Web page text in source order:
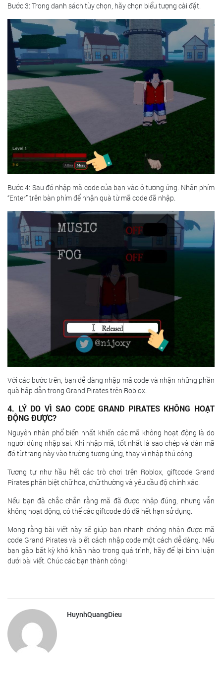
Bước 3: Trong danh sách tùy chọn, hãy chọn biểu tượng cài đặt.
Bước 4: Sau đó nhập mã code của bạn vào ô tương ứng. Nhấn phím
“Enter” trên bàn phím để nhận quà từ mã code đã nhập.
Với các bước trên, bạn dễ dàng nhập mã code và nhận những phần
quà hấp dẫn trong Grand Pirates trên Roblox.
4. LÝ DO VÌ SAO CODE GRAND PIRATES KHÔNG HOẠT
ĐỘNG ĐƯỢC?
Nguyên nhân phổ biến nhất khiến các mã không hoạt động là do
người dùng nhập sai. Khi nhập mã, tốt nhất là sao chép và dán mã
đó từ trang này vào trường tương ứng, thay vì nhập thủ công.
Tương tự như hầu hết các trò chơi trên Roblox, giftcode Grand
Pirates phân biệt chữ hoa, chữ thường và yêu cầu độ chính xác.
Nếu bạn đã chắc chắn rằng mã đã được nhập đúng, nhưng vẫn
không hoạt động, có thể các giftcode đó đã hết hạn sử dụng.
Mong rằng bài viết này sẽ giúp bạn nhanh chóng nhận được mã
code Grand Pirates và biết cách nhập code một cách dễ dàng. Nếu
bạn gặp bất kỳ khó khăn nào trong quá trình, hãy để lại bình luận
dưới bài viết. Chúc các bạn thành công!
HuynhQuangDieu